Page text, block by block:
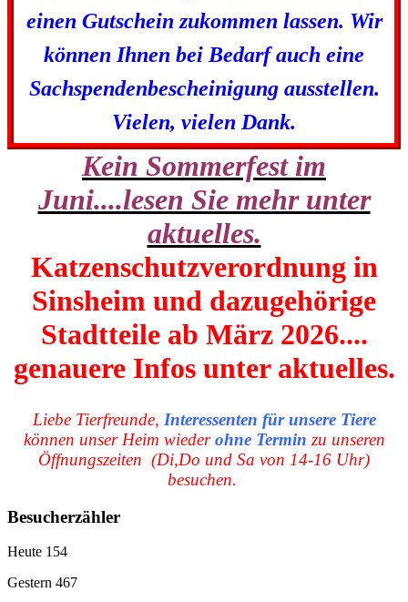
einen Gutschein zukommen lassen. Wir
können Ihnen bei Bedarf auch eine
Sachspendenbescheinigung ausstellen.
Vielen, vielen Dank.
Kein Sommerfest im
Juni....lesen Sie mehr unter
aktuelles.
Katzenschutzverordnung in
Sinsheim und dazugehörige
Stadtteile ab März 2026....
genauere Infos unter aktuelles.
Liebe Tierfreunde, Interessenten für unsere Tiere
können unser Heim wiederohne Termin zu unseren
Öffnungszeiten (Di,Do und Sa von 14-16 Uhr)
besuchen.
Besucherzähler
Heute 154
Gestern 467